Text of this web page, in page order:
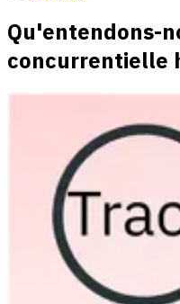
Qu'entendons-
concurrentielle